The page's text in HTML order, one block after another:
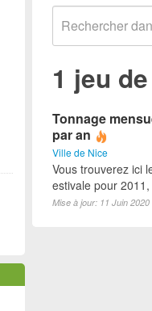
1 jeu
Tonnage
par an
Ville de Nice
Vous trouverez ici
estivale pour
Mise à jour: 11 Juin 2020